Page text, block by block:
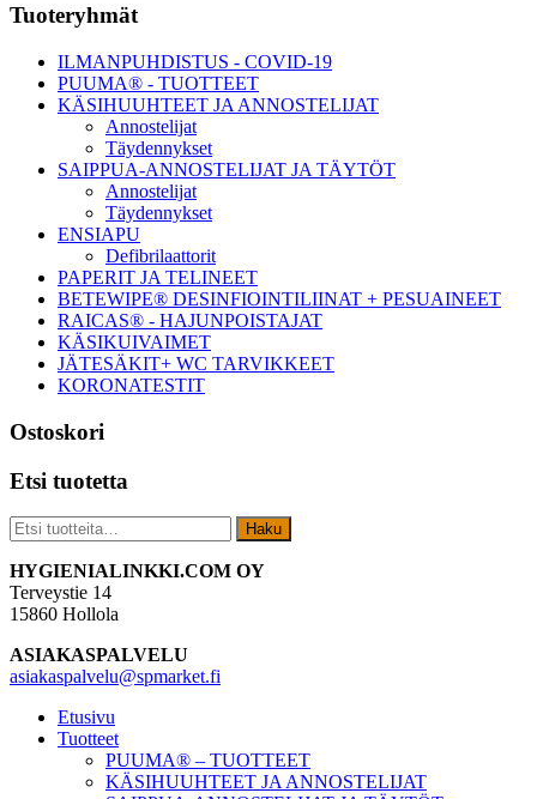
Ensisijainen
sivupalkki
Tuoteryhmät
ILMANPUHDISTUS - COVID-19
PUUMA® - TUOTTEET
KÄSIHUUHTEET JA ANNOSTELIJAT
Annostelijat
Täydennykset
SAIPPUA-ANNOSTELIJAT JA TÄYTÖT
Annostelijat
Täydennykset
ENSIAPU
Defibrilaattorit
PAPERIT JA TELINEET
BETEWIPE® DESINFIOINTILIINAT + PESUAINEET
RAICAS® - HAJUNPOISTAJAT
KÄSIKUIVAIMET
JÄTESÄKIT+ WC TARVIKKEET
KORONATESTIT
Ostoskori
Etsi tuotetta
Etsi: Haku
Footer
HYGIENIALINKKI.COM OY
Terveystie 14
15860 Hollola
ASIAKASPALVELU
asiakaspalvelu@spmarket.fi
Etusivu
Tuotteet
PUUMA® – TUOTTEET
KÄSIHUUHTEET JA ANNOSTELIJAT